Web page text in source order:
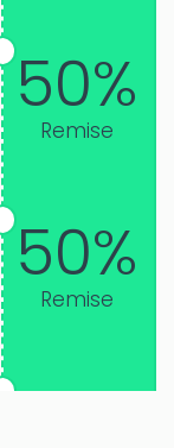
50%
Remise
50%
Remise